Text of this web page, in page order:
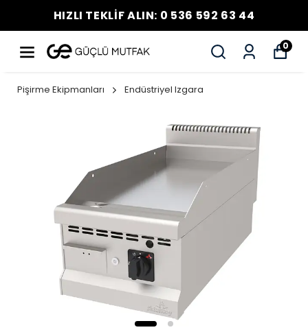
HIZLI TEKLİF ALIN: 0 536 592 63 44
0
Pişirme Ekipmanları Endüstriyel Izgara